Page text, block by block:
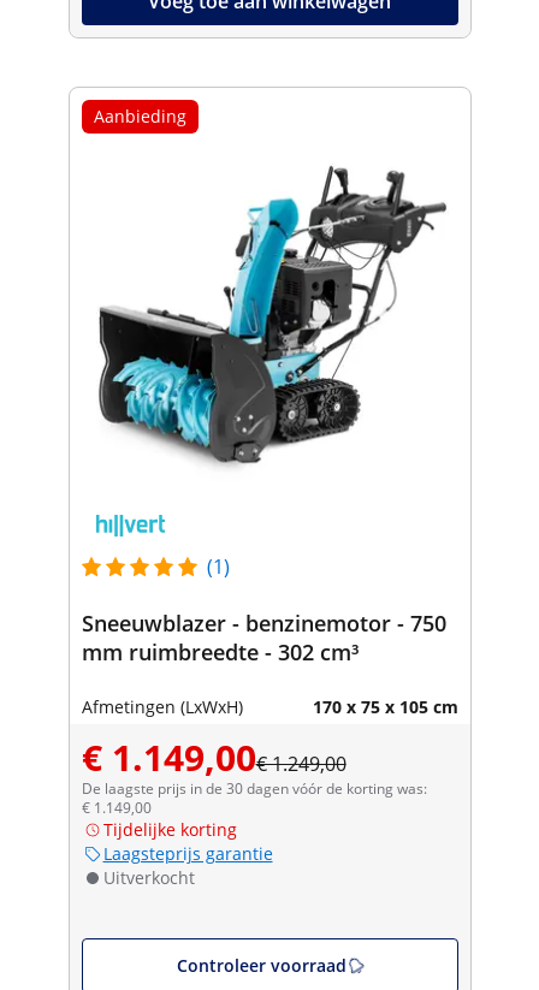
Aanbieding
(1)
Sneeuwblazer - benzinemotor - 750
mm ruimbreedte - 302 cm³
Afmetingen (LxWxH) 170 x 75 x 105 cm
€ 1.149,00€ 1.249,00
De laagste prijs in de 30 dagen vóór de korting was:
€ 1.149,00
Tijdelijke korting
Laagsteprijs garantie
Uitverkocht
Controleer voorraad